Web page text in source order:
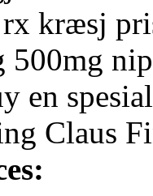
kræsj
500mg
en
Claus